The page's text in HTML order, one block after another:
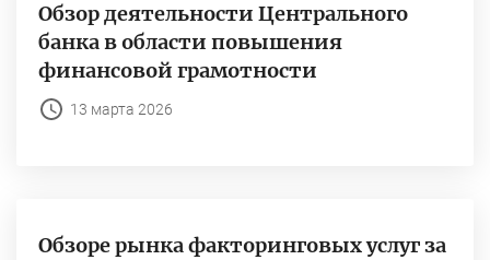
Обзор деятельности Центрального
банка в области повышения
финансовой грамотности
13 марта 2026
Обзоре рынка факторинговых услуг за